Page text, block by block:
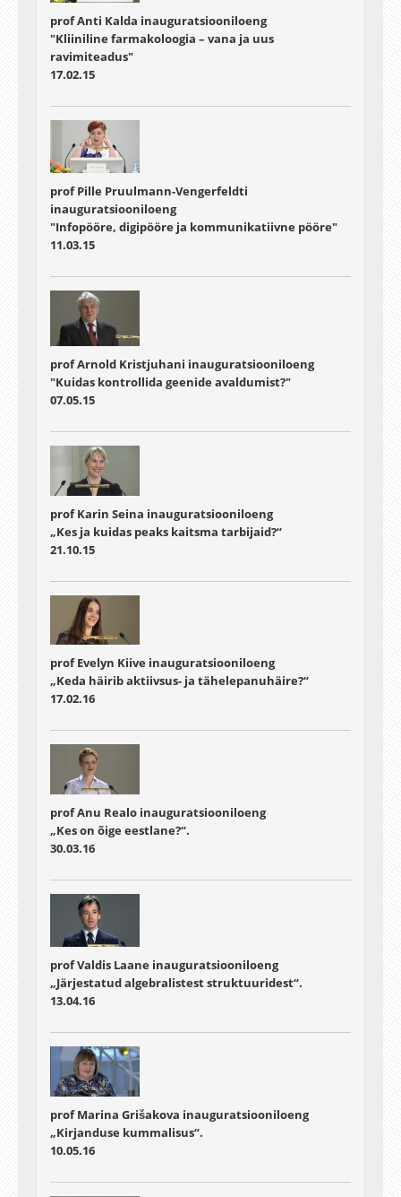
prof Anti Kalda inauguratsiooniloeng
"Kliiniline farmakoloogia – vana ja uus
ravimiteadus"
17.02.15
prof Pille Pruulmann-Vengerfeldti
inauguratsiooniloeng
"Infopööre, digipööre ja kommunikatiivne pööre"
11.03.15
prof Arnold Kristjuhani inauguratsiooniloeng
"Kuidas kontrollida geenide avaldumist?"
07.05.15
prof Karin Seina inauguratsiooniloeng
„Kes ja kuidas peaks kaitsma tarbijaid?“
21.10.15
prof Evelyn Kiive inauguratsiooniloeng
„Keda häirib aktiivsus- ja tähelepanuhäire?“
17.02.16
prof Anu Realo inauguratsiooniloeng
„Kes on õige eestlane?“.
30.03.16
prof Valdis Laane inauguratsiooniloeng
„Järjestatud algebralistest struktuuridest“.
13.04.16
prof Marina Grišakova inauguratsiooniloeng
„Kirjanduse kummalisus“.
10.05.16